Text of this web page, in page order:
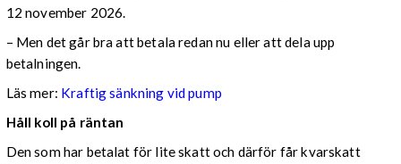
12 november 2026.
– Men det går bra att betala redan nu eller att dela upp
betalningen.
Läs mer: Kraftig sänkning vid pump
Håll koll på räntan
Den som har betalat för lite skatt och därför får kvarskatt